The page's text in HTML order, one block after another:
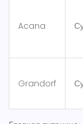
Acana
Grandorf